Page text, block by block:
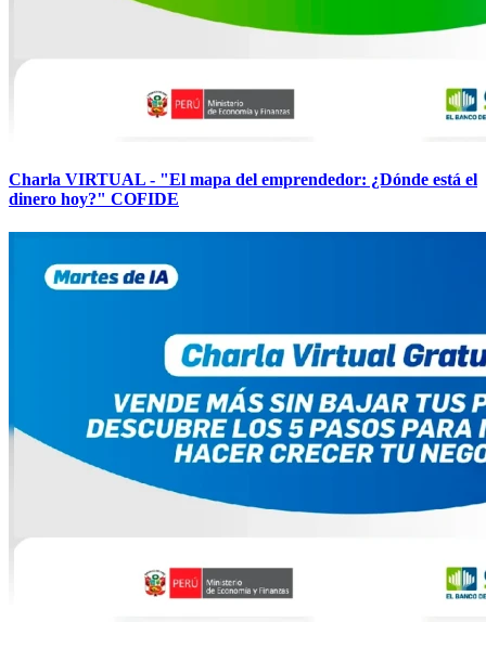
Charla VIRTUAL - "El mapa del emprendedor: ¿Dónde está el
dinero hoy?" COFIDE